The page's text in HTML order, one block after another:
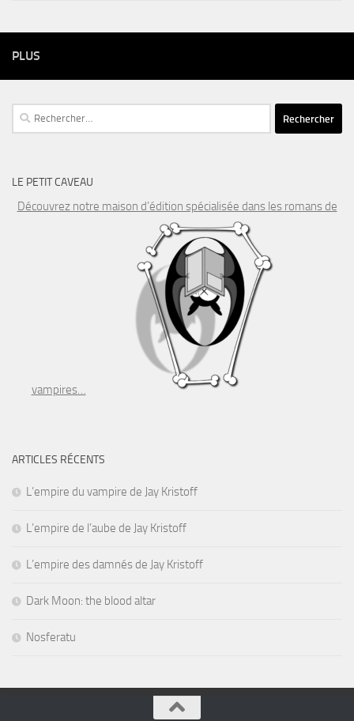
PLUS
Rechercher :
LE PETIT CAVEAU
Découvrez notre maison d’édition spécialisée dans les romans de
vampires…
ARTICLES RÉCENTS
L’empire du vampire de Jay Kristoff
L’empire de l’aube de Jay Kristoff
L’empire des damnés de Jay Kristoff
Dark Moon: the blood altar
Nosferatu